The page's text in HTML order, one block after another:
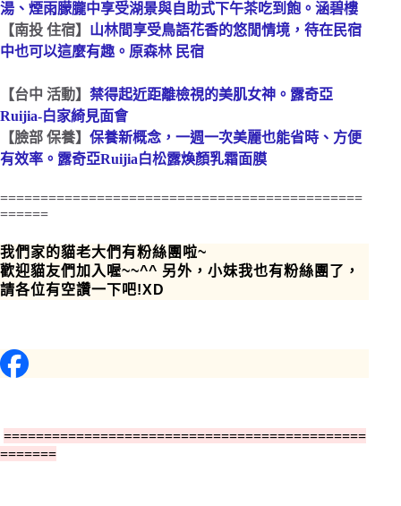
湯、煙雨朦朧中享受湖景與自助式下午茶吃到飽。涵碧樓
【南投 住宿】 山林間享受鳥語花香的悠閒情境，待在民宿
中也可以這麼有趣。原森林 民宿
【台中 活動】 禁得起近距離檢視的美肌女神。露奇亞
Ruijia-白家綺見面會
【臉部 保養】 保養新概念，一週一次美麗也能省時、方便
有效率。露奇亞Ruijia白松露煥顏乳霜面膜
=============================================
======
我們家的貓老大們有粉絲團啦~
歡迎貓友們加入喔~~^^ 另外，小妹我也有粉絲團了，
請各位有空讚一下吧!XD
=============================================
=======